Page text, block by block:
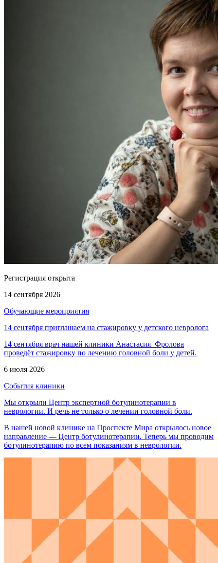
Регистрация открыта
14 сентября 2026
Обучающие мероприятия
14 сентября приглашаем на стажировку у детского невролога
14 сентября врач нашей клиники Анастасия Фролова
проведёт стажировку по лечению головной боли у детей.
6 июля 2026
События клиники
Мы открыли Центр экспертной ботулинотерапии в
неврологии. И речь не только о лечении головной боли.
В нашей новой клинике на Проспекте Мира открылось новое
направление — Центр ботулинотерапии. Теперь мы проводим
ботулинотерапию по всем показаниям в неврологии.